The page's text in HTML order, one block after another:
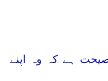
ہے کہ وہ اپنے